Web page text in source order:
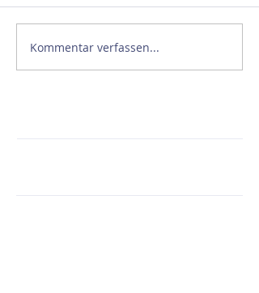
Kommentar verfassen...